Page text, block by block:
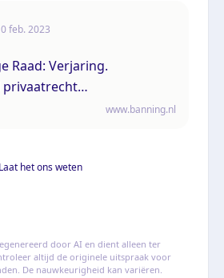
feb. 2023
Raad: Verjaring.
10 februari 2023,
www.banning.nl
het ons weten
door AI en dient alleen ter
altijd de originele uitspraak voor
De nauwkeurigheid kan variëren.